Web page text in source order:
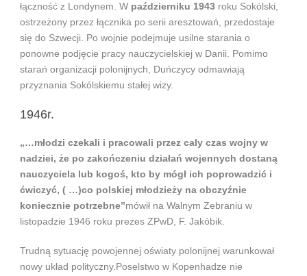
łączność z Londynem. W październiku 1943 roku Sokólski,
ostrzeżony przez łącznika po serii aresztowań, przedostaje
się do Szwecji. Po wojnie podejmuje usilne starania o
ponowne podjęcie pracy nauczycielskiej w Danii. Pomimo
starań organizacji polonijnych, Duńczycy odmawiają
przyznania Sokólskiemu stałej wizy.
1946r.
„…młodzi czekali i pracowali przez caly czas wojny w
nadziei, że po zakończeniu działań wojennych dostaną
nauczyciela lub kogoś, kto by mógł ich poprowadzić i
ćwiczyć, ( …)co polskiej młodzieży na obczyźnie
koniecznie potrzebne”mówił na Walnym Zebraniu w
listopadzie 1946 roku prezes ZPwD, F. Jakóbik.
Trudną sytuację powojennej oświaty polonijnej warunkował
nowy układ polityczny.Poselstwo w Kopenhadze nie